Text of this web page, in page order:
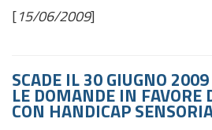
[15/06/2009]
SCADE IL 30 GIUGNO
LE DOMANDE IN FAVORE
CON HANDICAP